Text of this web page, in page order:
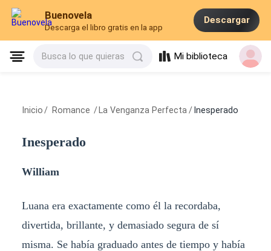
Buenovela
Descarga el libro gratis en la app
Descargar
Busca lo que quieras Mi biblioteca
Inicio / Romance / La Venganza Perfecta / Inesperado
Inesperado
William
Luana era exactamente como él la recordaba,
divertida, brillante, y demasiado segura de sí
misma. Se había graduado antes de tiempo y había